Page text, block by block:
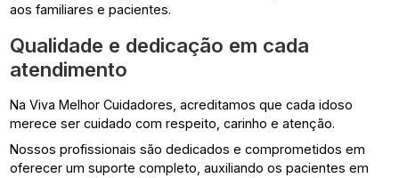
aos familiares e pacientes.
Qualidade e dedicação em cada
atendimento
Na Viva Melhor Cuidadores, acreditamos que cada idoso
merece ser cuidado com respeito, carinho e atenção.
Nossos profissionais são dedicados e comprometidos em
oferecer um suporte completo, auxiliando os pacientes em